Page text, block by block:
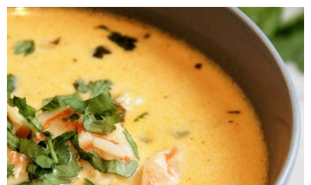
Skagaströnd, búa á Króknum. Almar Atli starfar hjá Þ.
Hansen en Inga Sólveig stundar nám í hjúkrunarfræði við
Háskólann á Akureyri.